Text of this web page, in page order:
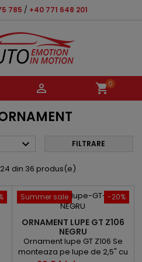
785 / +40 771 648 201
 shopping_cart0
 FILTRARE
din 36 produs(e)
-20%
Summer sale
ORNAMENT LUPE GT Z106
NEGRU
Ornament lupe GT Z106 Se
monteaza pe lupe de 2,5" cu